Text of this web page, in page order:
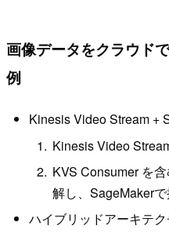
画像データをクラウド
例
Kinesis Video Stream +
Kinesis Video
KVS Consumer を
解し、SageMaker
ハイブリッドアーキテ